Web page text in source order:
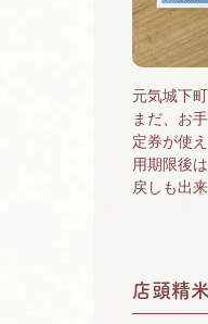
元気城下
まだ、お
定券が使
用期限後
戻しも出
店頭精